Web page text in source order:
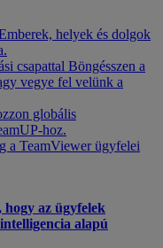
helyek és dolgok
csapattal Böngésszen a
vegye fel velünk a
globális
hoz.
a TeamViewer ügyfelei
az ügyfelek
alapú